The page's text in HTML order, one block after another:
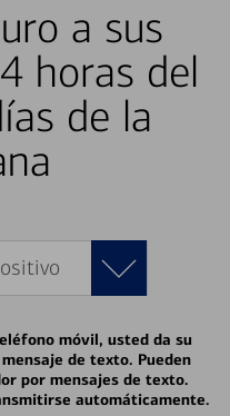
a sus
horas del
de la
móvil, usted da su
de texto. Pueden
por mensajes de texto.
automáticamente.